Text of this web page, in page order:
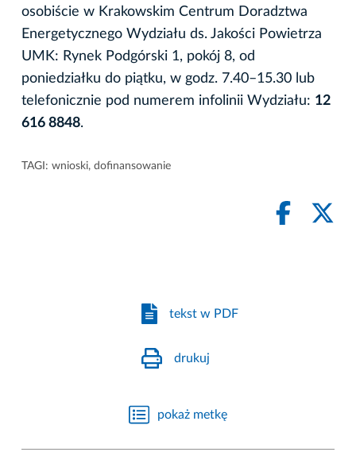
osobiście w Krakowskim Centrum Doradztwa
Energetycznego Wydziału ds. Jakości Powietrza
UMK: Rynek Podgórski 1, pokój 8, od
poniedziałku do piątku, w godz. 7.40–15.30 lub
telefonicznie pod numerem infolinii Wydziału: 12
616 8848.
TAGI: wnioski, dofinansowanie
tekst w PDF
drukuj
pokaż metkę